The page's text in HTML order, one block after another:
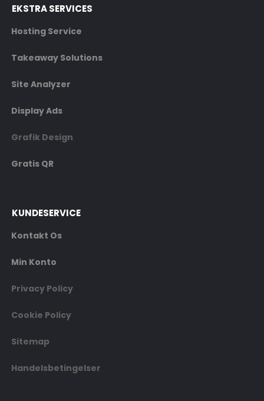
EKSTRA SERVICES
Hosting Service
Takeaway Solutions
Site Analyzer
Display Ads
Grafik Design
Gratis QR
KUNDESERVICE
Kontakt Os
Min Konto
Privacy Policy
Cookie Policy
Sitemap
Handelsbetingelser